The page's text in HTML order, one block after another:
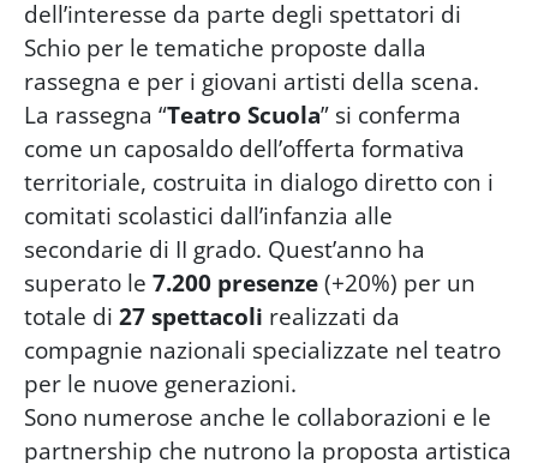
dell’interesse da parte degli spettatori di
Schio per le tematiche proposte dalla
rassegna e per i giovani artisti della scena.
La rassegna “Teatro Scuola” si conferma
come un caposaldo dell’offerta formativa
territoriale, costruita in dialogo diretto con i
comitati scolastici dall’infanzia alle
secondarie di II grado. Quest’anno ha
superato le 7.200 presenze(+20%) per un
totale di 27 spettacoli realizzati da
compagnie nazionali specializzate nel teatro
per le nuove generazioni.
Sono numerose anche le collaborazioni e le
partnership che nutrono la proposta artistica